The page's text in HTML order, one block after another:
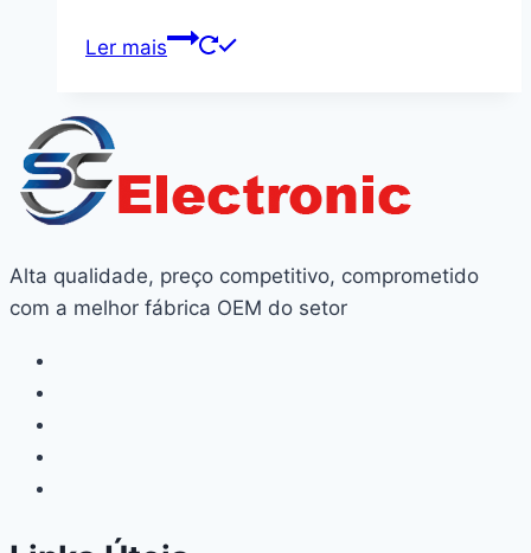
Ler mais
Alta qualidade, preço competitivo, comprometido
com a melhor fábrica OEM do setor